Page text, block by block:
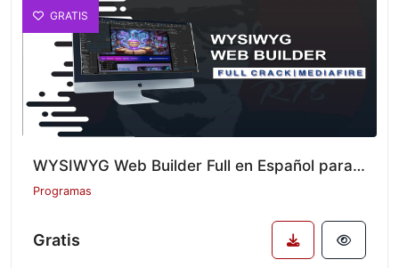
GRATIS
WYSIWYG Web Builder Full en Español para Windows
Programas
Gratis